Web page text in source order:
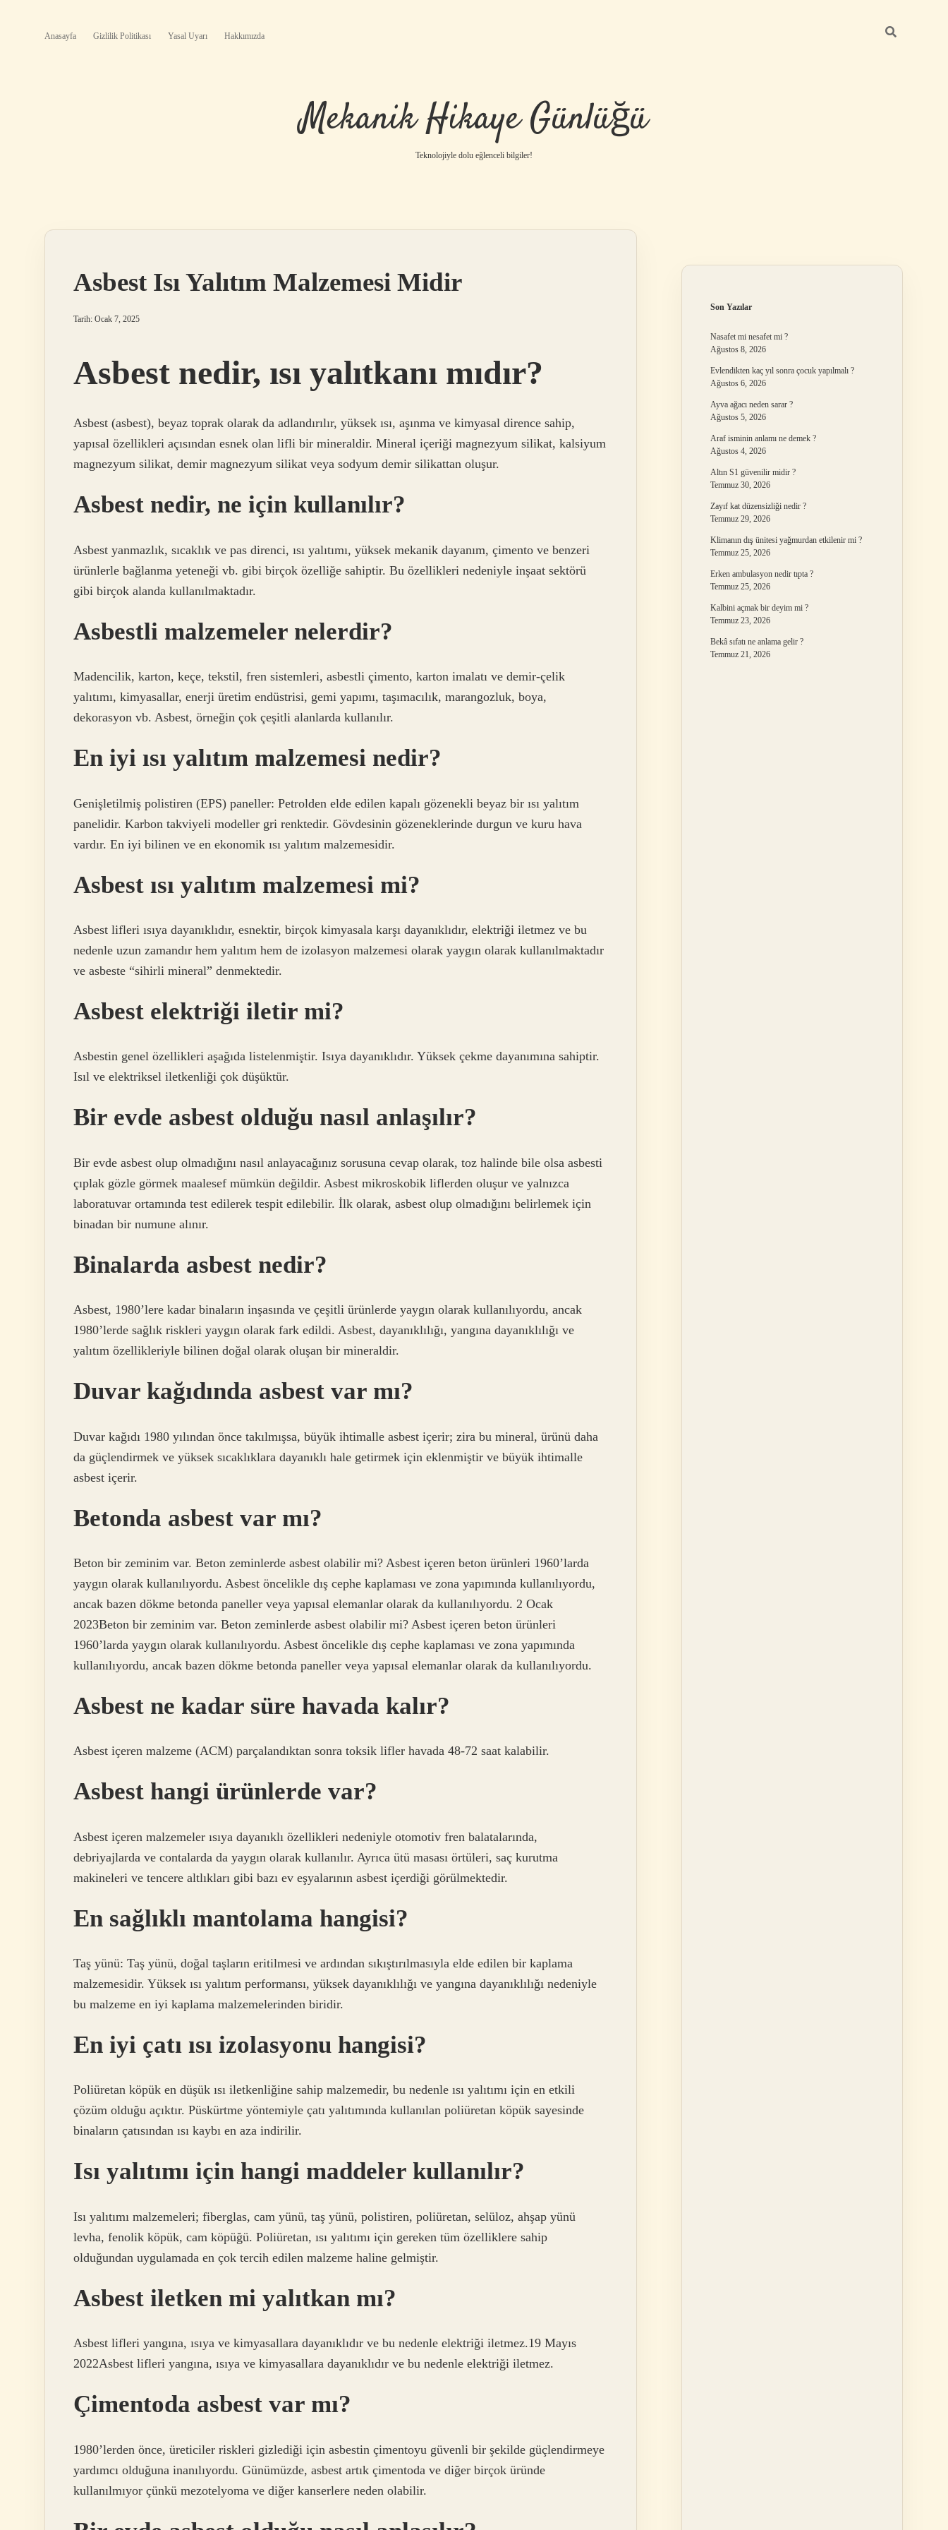
Anasayfa Gizlilik Politikası Yasal Uyarı Hakkımızda
Mekanik Hikaye Günlüğü
Teknolojiyle dolu eğlenceli bilgiler!
Asbest Isı Yalıtım Malzemesi Midir
Tarih: Ocak 7, 2025
Asbest nedir, ısı yalıtkanı mıdır?
Asbest (asbest), beyaz toprak olarak da adlandırılır, yüksek ısı, aşınma ve kimyasal dirence sahip,
yapısal özellikleri açısından esnek olan lifli bir mineraldir. Mineral içeriği magnezyum silikat, kalsiyum
magnezyum silikat, demir magnezyum silikat veya sodyum demir silikattan oluşur.
Asbest nedir, ne için kullanılır?
Asbest yanmazlık, sıcaklık ve pas direnci, ısı yalıtımı, yüksek mekanik dayanım, çimento ve benzeri
ürünlerle bağlanma yeteneği vb. gibi birçok özelliğe sahiptir. Bu özellikleri nedeniyle inşaat sektörü
gibi birçok alanda kullanılmaktadır.
Asbestli malzemeler nelerdir?
Madencilik, karton, keçe, tekstil, fren sistemleri, asbestli çimento, karton imalatı ve demir-çelik
yalıtımı, kimyasallar, enerji üretim endüstrisi, gemi yapımı, taşımacılık, marangozluk, boya,
dekorasyon vb. Asbest, örneğin çok çeşitli alanlarda kullanılır.
En iyi ısı yalıtım malzemesi nedir?
Genişletilmiş polistiren (EPS) paneller: Petrolden elde edilen kapalı gözenekli beyaz bir ısı yalıtım
panelidir. Karbon takviyeli modeller gri renktedir. Gövdesinin gözeneklerinde durgun ve kuru hava
vardır. En iyi bilinen ve en ekonomik ısı yalıtım malzemesidir.
Asbest ısı yalıtım malzemesi mi?
Asbest lifleri ısıya dayanıklıdır, esnektir, birçok kimyasala karşı dayanıklıdır, elektriği iletmez ve bu
nedenle uzun zamandır hem yalıtım hem de izolasyon malzemesi olarak yaygın olarak kullanılmaktadır
ve asbeste “sihirli mineral” denmektedir.
Asbest elektriği iletir mi?
Asbestin genel özellikleri aşağıda listelenmiştir. Isıya dayanıklıdır. Yüksek çekme dayanımına sahiptir.
Isıl ve elektriksel iletkenliği çok düşüktür.
Bir evde asbest olduğu nasıl anlaşılır?
Bir evde asbest olup olmadığını nasıl anlayacağınız sorusuna cevap olarak, toz halinde bile olsa asbesti
çıplak gözle görmek maalesef mümkün değildir. Asbest mikroskobik liflerden oluşur ve yalnızca
laboratuvar ortamında test edilerek tespit edilebilir. İlk olarak, asbest olup olmadığını belirlemek için
binadan bir numune alınır.
Binalarda asbest nedir?
Asbest, 1980’lere kadar binaların inşasında ve çeşitli ürünlerde yaygın olarak kullanılıyordu, ancak
1980’lerde sağlık riskleri yaygın olarak fark edildi. Asbest, dayanıklılığı, yangına dayanıklılığı ve
yalıtım özellikleriyle bilinen doğal olarak oluşan bir mineraldir.
Duvar kağıdında asbest var mı?
Duvar kağıdı 1980 yılından önce takılmışsa, büyük ihtimalle asbest içerir; zira bu mineral, ürünü daha
da güçlendirmek ve yüksek sıcaklıklara dayanıklı hale getirmek için eklenmiştir ve büyük ihtimalle
asbest içerir.
Betonda asbest var mı?
Beton bir zeminim var. Beton zeminlerde asbest olabilir mi? Asbest içeren beton ürünleri 1960’larda
yaygın olarak kullanılıyordu. Asbest öncelikle dış cephe kaplaması ve zona yapımında kullanılıyordu,
ancak bazen dökme betonda paneller veya yapısal elemanlar olarak da kullanılıyordu. 2 Ocak
2023Beton bir zeminim var. Beton zeminlerde asbest olabilir mi? Asbest içeren beton ürünleri
1960’larda yaygın olarak kullanılıyordu. Asbest öncelikle dış cephe kaplaması ve zona yapımında
kullanılıyordu, ancak bazen dökme betonda paneller veya yapısal elemanlar olarak da kullanılıyordu.
Asbest ne kadar süre havada kalır?
Asbest içeren malzeme (ACM) parçalandıktan sonra toksik lifler havada 48-72 saat kalabilir.
Asbest hangi ürünlerde var?
Asbest içeren malzemeler ısıya dayanıklı özellikleri nedeniyle otomotiv fren balatalarında,
debriyajlarda ve contalarda da yaygın olarak kullanılır. Ayrıca ütü masası örtüleri, saç kurutma
makineleri ve tencere altlıkları gibi bazı ev eşyalarının asbest içerdiği görülmektedir.
En sağlıklı mantolama hangisi?
Taş yünü: Taş yünü, doğal taşların eritilmesi ve ardından sıkıştırılmasıyla elde edilen bir kaplama
malzemesidir. Yüksek ısı yalıtım performansı, yüksek dayanıklılığı ve yangına dayanıklılığı nedeniyle
bu malzeme en iyi kaplama malzemelerinden biridir.
En iyi çatı ısı izolasyonu hangisi?
Poliüretan köpük en düşük ısı iletkenliğine sahip malzemedir, bu nedenle ısı yalıtımı için en etkili
çözüm olduğu açıktır. Püskürtme yöntemiyle çatı yalıtımında kullanılan poliüretan köpük sayesinde
binaların çatısından ısı kaybı en aza indirilir.
Isı yalıtımı için hangi maddeler kullanılır?
Isı yalıtımı malzemeleri; fiberglas, cam yünü, taş yünü, polistiren, poliüretan, selüloz, ahşap yünü
levha, fenolik köpük, cam köpüğü. Poliüretan, ısı yalıtımı için gereken tüm özelliklere sahip
olduğundan uygulamada en çok tercih edilen malzeme haline gelmiştir.
Asbest iletken mi yalıtkan mı?
Asbest lifleri yangına, ısıya ve kimyasallara dayanıklıdır ve bu nedenle elektriği iletmez.19 Mayıs
2022Asbest lifleri yangına, ısıya ve kimyasallara dayanıklıdır ve bu nedenle elektriği iletmez.
Çimentoda asbest var mı?
1980’lerden önce, üreticiler riskleri gizlediği için asbestin çimentoyu güvenli bir şekilde güçlendirmeye
yardımcı olduğuna inanılıyordu. Günümüzde, asbest artık çimentoda ve diğer birçok üründe
kullanılmıyor çünkü mezotelyoma ve diğer kanserlere neden olabilir.
Son Yazılar
Nasafet mi nesafet mi ?
Ağustos 8, 2026
Evlendikten kaç yıl sonra çocuk yapılmalı ?
Ağustos 6, 2026
Ayva ağacı neden sarar ?
Ağustos 5, 2026
Araf isminin anlamı ne demek ?
Ağustos 4, 2026
Altın S1 güvenilir midir ?
Temmuz 30, 2026
Zayıf kat düzensizliği nedir ?
Temmuz 29, 2026
Klimanın dış ünitesi yağmurdan etkilenir mi ?
Temmuz 25, 2026
Erken ambulasyon nedir tıpta ?
Temmuz 25, 2026
Kalbini açmak bir deyim mi ?
Temmuz 23, 2026
Bekâ sıfatı ne anlama gelir ?
Temmuz 21, 2026